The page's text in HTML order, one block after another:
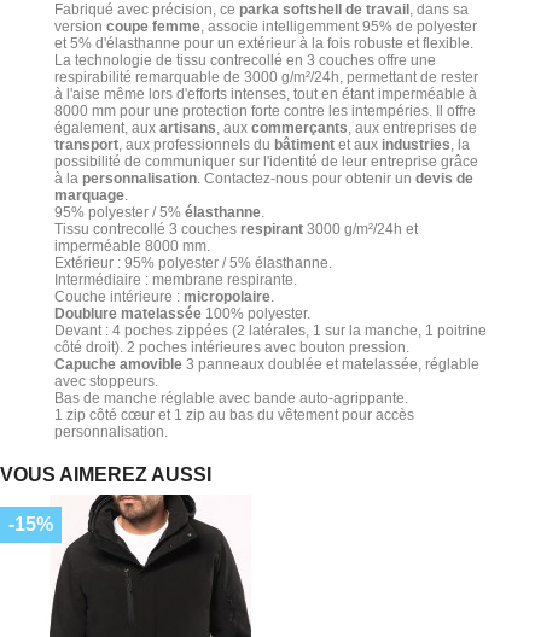
Fabriqué avec précision, ce parka softshell de travail , dans sa
version coupe femme, associe intelligemment 95% de polyester
et 5% d'élasthanne pour un extérieur à la fois robuste et flexible.
La technologie de tissu contrecollé en 3 couches offre une
respirabilité remarquable de 3000 g/m²/24h, permettant de rester
à l'aise même lors d'efforts intenses, tout en étant imperméable à
8000 mm pour une protection forte contre les intempéries. Il offre
également, aux artisans, aux commerçants, aux entreprises de
transport, aux professionnels du bâtiment et aux industries, la
possibilité de communiquer sur l'identité de leur entreprise grâce
à la personnalisation. Contactez-nous pour obtenir un devis de
marquage.
95% polyester / 5% élasthanne.
Tissu contrecollé 3 couches respirant 3000 g/m²/24h et
imperméable 8000 mm.
Extérieur : 95% polyester / 5% élasthanne.
Intermédiaire : membrane respirante.
Couche intérieure : micropolaire.
Doublure matelassée 100% polyester.
Devant : 4 poches zippées (2 latérales, 1 sur la manche, 1 poitrine
côté droit). 2 poches intérieures avec bouton pression.
Capuche amovible 3 panneaux doublée et matelassée, réglable
avec stoppeurs.
Bas de manche réglable avec bande auto-agrippante.
1 zip côté cœur et 1 zip au bas du vêtement pour accès
personnalisation.
VOUS AIMEREZ AUSSI
-15%